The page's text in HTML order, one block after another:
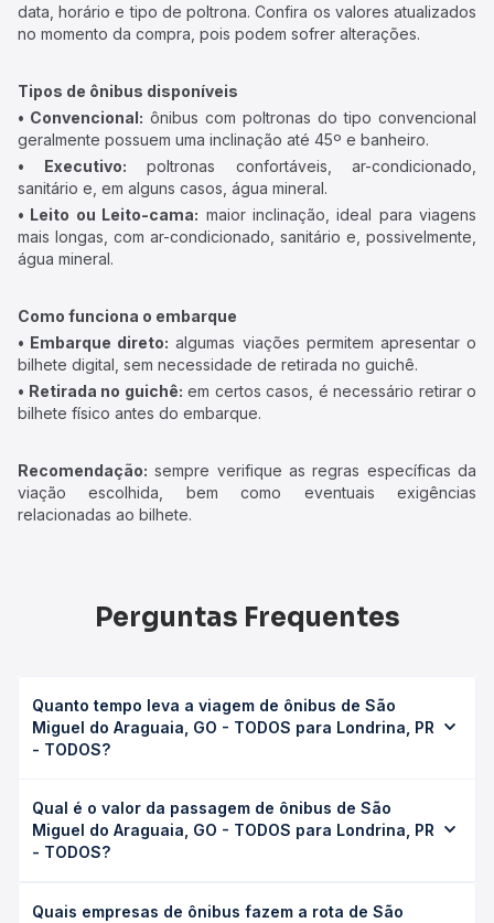
data, horário e tipo de poltrona. Confira os valores atualizados
no momento da compra, pois podem sofrer alterações.
Tipos de ônibus disponíveis
• Convencional: ônibus com poltronas do tipo convencional
geralmente possuem uma inclinação até 45º e banheiro.
• Executivo: poltronas confortáveis, ar-condicionado,
sanitário e, em alguns casos, água mineral.
• Leito ou Leito-cama: maior inclinação, ideal para viagens
mais longas, com ar-condicionado, sanitário e, possivelmente,
água mineral.
Como funciona o embarque
• Embarque direto: algumas viações permitem apresentar o
bilhete digital, sem necessidade de retirada no guichê.
• Retirada no guichê: em certos casos, é necessário retirar o
bilhete físico antes do embarque.
Recomendação: sempre verifique as regras específicas da
viação escolhida, bem como eventuais exigências
relacionadas ao bilhete.
Perguntas Frequentes
Quanto tempo leva a viagem de ônibus de São
Miguel do Araguaia, GO - TODOS para Londrina, PR
- TODOS?
TODOS para Londrina, PR - TODOS leva em média 16h
20min, podendo variar conforme a viação, o tipo de
serviço (convencional, executivo ou leito) e as condições
Qual é o valor da passagem de ônibus de São
Miguel do Araguaia, GO - TODOS para Londrina, PR
- TODOS?
Araguaia, GO - TODOS para Londrina, PR - TODOS custa
Quais empresas de ônibus fazem a rota de São